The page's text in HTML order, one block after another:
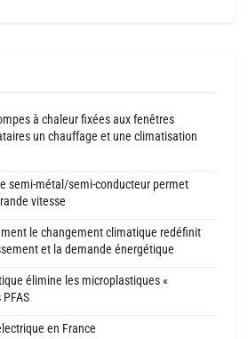
à chaleur fixées aux fenêtres
un chauffage et une climatisation
semi-métal/semi-conducteur permet
vitesse
le changement climatique redéfinit
et la demande énergétique
élimine les microplastiques «
en France